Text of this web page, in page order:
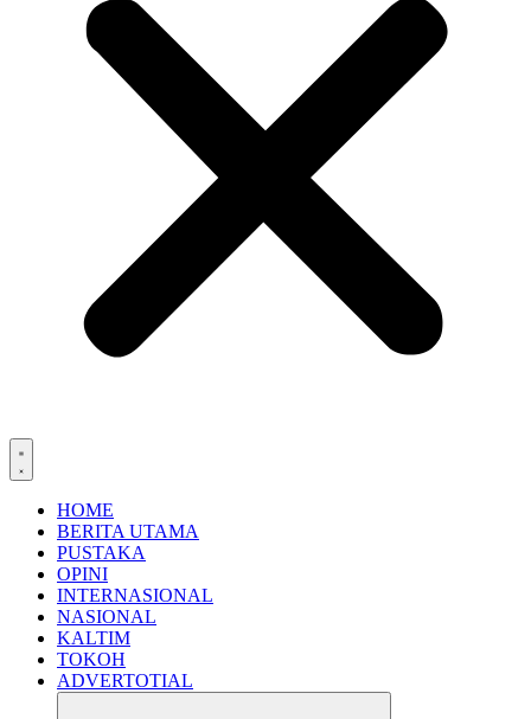
HOME
BERITA UTAMA
PUSTAKA
OPINI
INTERNASIONAL
NASIONAL
KALTIM
TOKOH
ADVERTOTIAL